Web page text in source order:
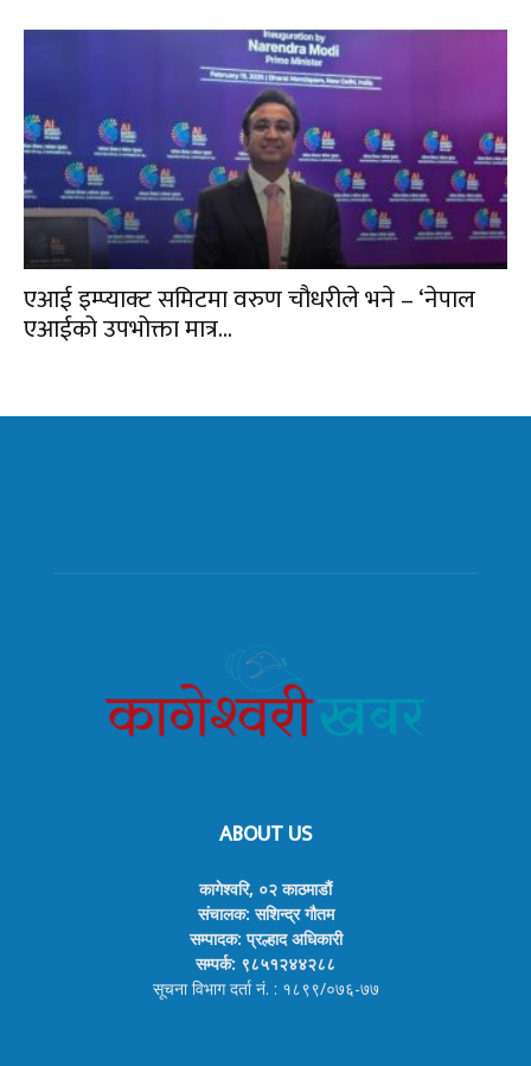
एआई इम्प्याक्ट समिटमा वरुण चौधरीले भने – ‘नेपाल
एआईको उपभोक्ता मात्र...
ABOUT US
कागेश्वरि, ०२ काठमाडौं
संचालक: सशिन्द्र गौतम
सम्पादक: प्रल्हाद अधिकारी
सम्पर्क: ९८५१२४४२८८
सूचना विभाग दर्ता नं. : १८९९/०७६-७७